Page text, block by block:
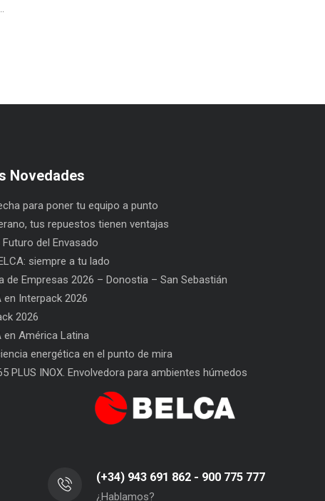
repuestos tienen ventajas
Novedades
para poner tu equipo a punto
tus repuestos tienen ventajas
Futuro del Envasado
siempre a tu lado
de Empresas 2026 – Donostia – San Sebastián
en Interpack 2026
2026
en América Latina
energética en el punto de mira
PLUS INOX. Envolvedora para ambientes húmedos
(+34) 943 691 862 - 900 775 777
¿Hablamos?